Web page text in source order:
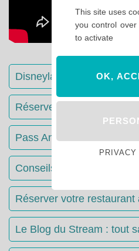
Disneyland Paris : Le
Réserver votre séjour :
Pass Annuels Disney :
Conseils & Astuces
Réserver votre
Le Blog du Stream : tout
This site uses
you control
to activate
OK,
PRIVACY